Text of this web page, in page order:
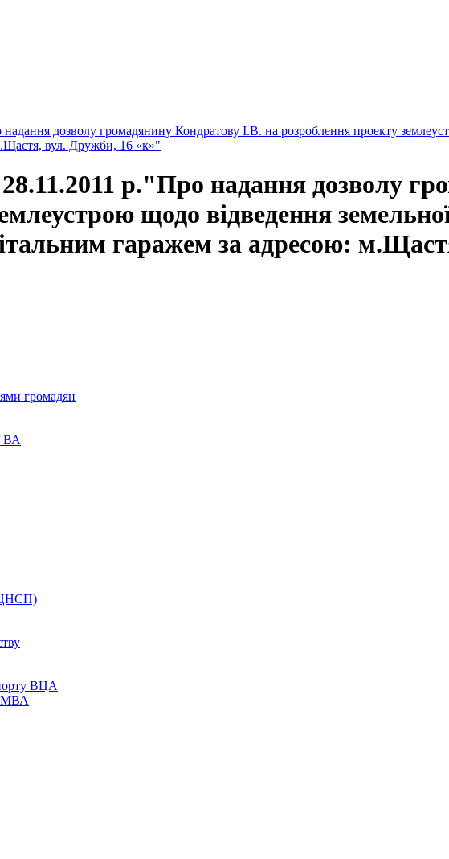
дозволу громадянину Кондратову І.В. на розроблення проекту
вул. Дружби, 16 «к»"
р."Про надання дозволу
щодо відведення
гаражем за адресою:
громадян
ВА
ВЦА
МВА